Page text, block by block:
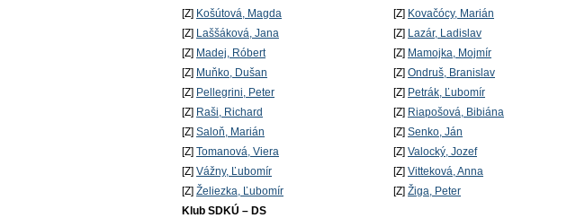
[Z] Košútová, Magda [Z] Kovačócy, Marián
[Z] Laššáková, Jana [Z] Lazár, Ladislav
[Z] Madej, Róbert [Z] Mamojka, Mojmír
[Z] Muňko, Dušan [Z] Ondruš, Branislav
[Z] Pellegrini, Peter [Z] Petrák, Ľubomír
[Z] Raši, Richard [Z] Riapošová, Bibiána
[Z] Saloň, Marián [Z] Senko, Ján
[Z] Tomanová, Viera [Z] Valocký, Jozef
[Z] Vážny, Ľubomír [Z] Vitteková, Anna
[Z] Želiezka, Ľubomír [Z] Žiga, Peter
Klub SDKÚ – DS